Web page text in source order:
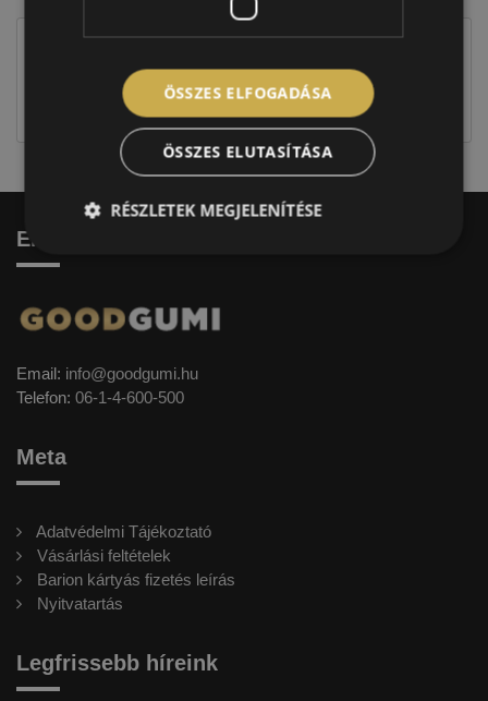
jellegűek. Előfordulhat, hogy még a korábbi EU-s
címkével ellátott abroncs kerül kiszállításra.
Elérhetőség
Email: info@goodgumi.hu
Telefon: 06-1-4-600-500
Meta
Adatvédelmi Tájékoztató
Vásárlási feltételek
Barion kártyás fizetés leírás
Nyitvatartás
Legfrissebb híreink
ÖSSZES ELFOGADÁSA
ÖSSZES ELUTASÍTÁSA
RÉSZLETEK MEGJELENÍTÉSE